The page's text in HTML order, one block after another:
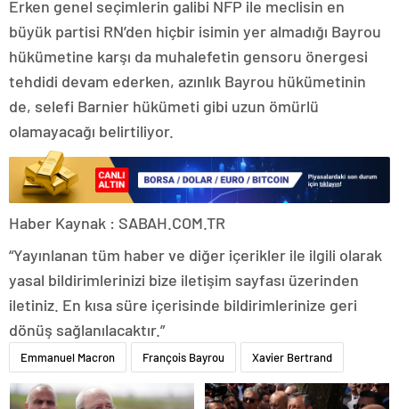
Erken genel seçimlerin galibi NFP ile meclisin en
büyük partisi RN’den hiçbir isimin yer almadığı Bayrou
hükümetine karşı da muhalefetin gensoru önergesi
tehdidi devam ederken, azınlık Bayrou hükümetinin
de, selefi Barnier hükümeti gibi uzun ömürlü
olamayacağı belirtiliyor.
Haber Kaynak : SABAH.COM.TR
“Yayınlanan tüm haber ve diğer içerikler ile ilgili olarak
yasal bildirimlerinizi bize iletişim sayfası üzerinden
iletiniz. En kısa süre içerisinde bildirimlerinize geri
dönüş sağlanılacaktır.”
Emmanuel Macron François Bayrou Xavier Bertrand